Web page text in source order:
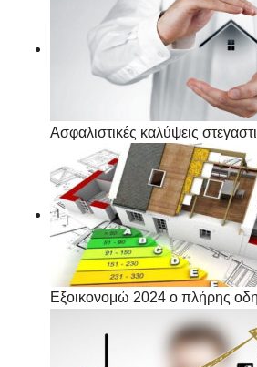
Ασφαλιστικές καλύψεις
Εξοικονομώ 2024 ο πλήρης